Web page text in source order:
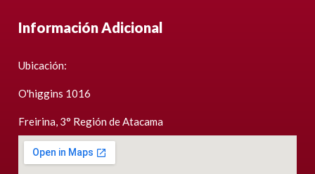
Información Adicional
Ubicación:
O'higgins 1016
Freirina, 3° Región de Atacama